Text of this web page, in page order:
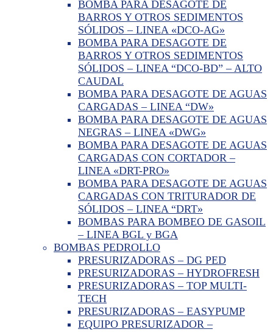
BOMBA PARA DESAGOTE DE
BARROS Y OTROS SEDIMENTOS
SÓLIDOS – LINEA «DCO-AG»
BOMBA PARA DESAGOTE DE
BARROS Y OTROS SEDIMENTOS
SÓLIDOS – LINEA “DCO-BD” – ALTO
CAUDAL
BOMBA PARA DESAGOTE DE AGUAS
CARGADAS – LINEA “DW»
BOMBA PARA DESAGOTE DE AGUAS
NEGRAS – LINEA «DWG»
BOMBA PARA DESAGOTE DE AGUAS
CARGADAS CON CORTADOR –
LINEA «DRT-PRO»
BOMBA PARA DESAGOTE DE AGUAS
CARGADAS CON TRITURADOR DE
SÓLIDOS – LINEA “DRT»
BOMBAS PARA BOMBEO DE GASOIL
– LINEA BGL y BGA
BOMBAS PEDROLLO
PRESURIZADORAS – DG PED
PRESURIZADORAS – HYDROFRESH
PRESURIZADORAS – TOP MULTI-
TECH
PRESURIZADORAS – EASYPUMP
EQUIPO PRESURIZADOR –